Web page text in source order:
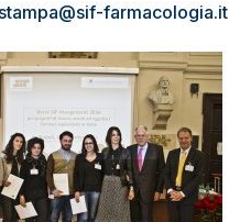
farmacologia.it